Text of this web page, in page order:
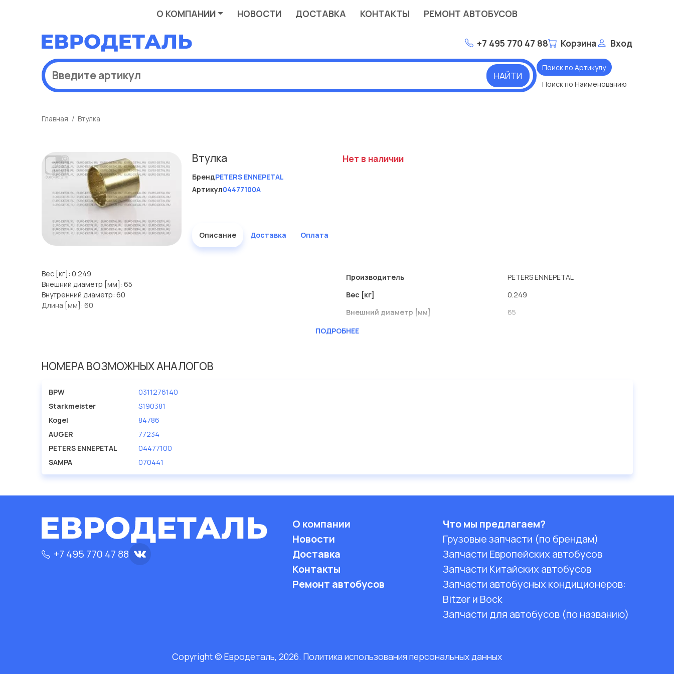
О КОМПАНИИ НОВОСТИ ДОСТАВКА КОНТАКТЫ РЕМОНТ АВТОБУСОВ
+7 495 770 47 88 Корзина Вход
НАЙТИ
Поиск по Артикулу
Поиск по Наименованию
Главная Втулка
Втулка
БрендPETERS ENNEPETAL
Артикул04477100A
Нет в наличии
Описание Доставка Оплата
Вес [кг]: 0.249
Внешний диаметр [мм]: 65
Внутренний диаметр: 60
Длина [мм]: 60
Производитель
PETERS ENNEPETAL
Вес [кг]
0.249
Внешний диаметр [мм]
65
Внутренний диаметр
ПОДРОБНЕЕ
НОМЕРА ВОЗМОЖНЫХ АНАЛОГОВ
BPW
0311276140
Starkmeister
S190381
Kogel
84786
AUGER
77234
PETERS ENNEPETAL
04477100
SAMPA
070441
+7 495 770 47 88
О компании
Новости
Доставка
Контакты
Ремонт автобусов
Что мы предлагаем?
Грузовые запчасти (по брендам)
Запчасти Европейских автобусов
Запчасти Китайских автобусов
Запчасти автобусных кондиционеров:
Bitzer и Bock
Запчасти для автобусов (по названию)
Copyright © Евродеталь, 2026. Политика использования персональных данных